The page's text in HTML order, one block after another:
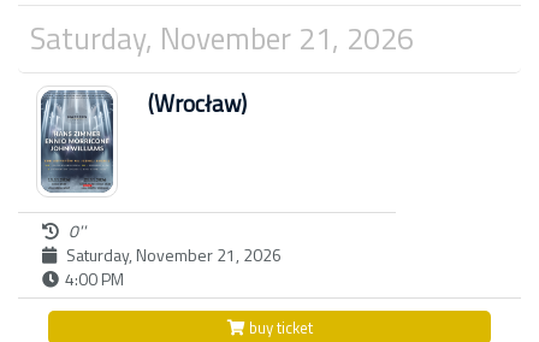
Saturday, November 21, 2026
(Wrocław)
0''
Saturday, November 21, 2026
4:00 PM
buy ticket